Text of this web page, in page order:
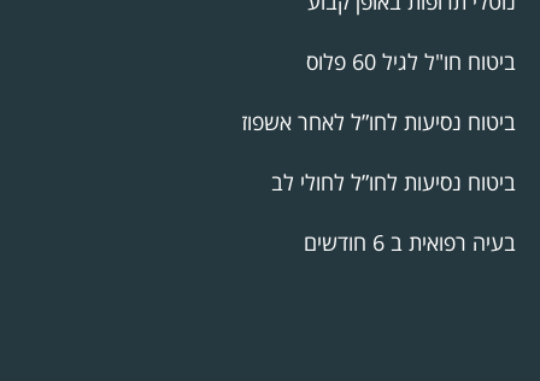
ביטוח חו"ל לגיל 60 פלוס
ביטוח נסיעות לחו”ל לאחר אשפוז
ביטוח נסיעות לחו”ל לחולי לב
בעיה רפואית ב 6 חודשים